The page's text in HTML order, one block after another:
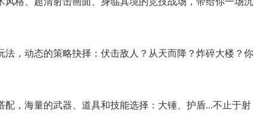
法，动态的策略抉择：伏击敌人？从天而降？炸碎大楼？你
配，海量的武器、道具和技能选择：大锤、护盾...不止于射